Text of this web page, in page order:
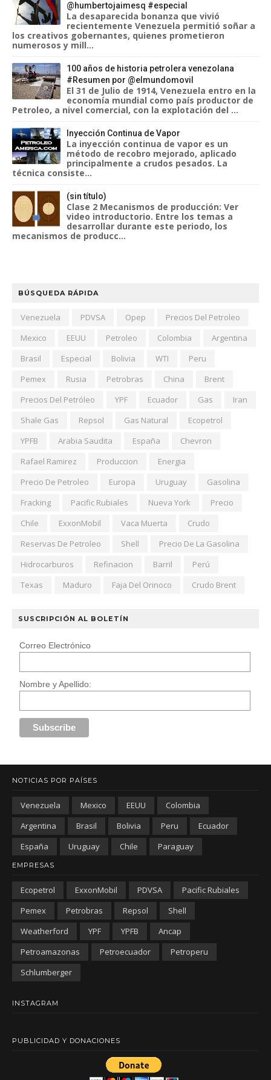
@humbertojaimesq #especial
La desaparecida bonanza que vivió
recientemente Venezuela permitió soñar a
los creativos gobernantes, quienes prometieron
numerosos y mill...
100 años de historia petrolera venezolana
#Resumen por @elmundomovil
El 31 de Julio de 1914, Venezuela entro en la
economía mundial como país productor de
Petroleo, a nivel comercial, con la explotación del ...
Inyección Continua de Vapor
La inyección continua de vapor es un
método de recobro mejorado, aplicado
principalmente a crudos pesados. La
técnica consiste...
(sin título)
Clase 2 Mecanismos de producción: Ver
video introductorio. Entre los temas a
desarrollar durante este periodo, los
mecanismos de producc...
BÚSQUEDA RÁPIDA
Venezuela PDVSA Opep
Precios Del Petroleo
Mexico
EEUU Petroleo Colombia
Argentina
Brasil
Especial Bolivia WTI
Peru
Pemex
Rusia Petrobras China
Brent
Precios Del Petróleo
YPF Ecuador Gas
Iran
Shale Gas
Repsol Gas Natural
Ecopetrol
YPFB
Arabia Saudita España
Chevron
Rafael Ramirez
Produccion
Energia
Precio De Petroleo
Europa Uruguay
Gasolina
Fracking
Pacific Rubiales Nueva York
Precio
Chile
ExxonMobil Vaca Muerta
Crudo
Reservas De Petroleo
Shell
Precio De La Gasolina
Hidrocarburos
Refinacion Barril
Perú
Texas
Maduro Faja Del Orinoco Crudo Brent
SUSCRIPCIÓN AL BOLETÍN
Correo Electrónico
Nombre y Apellido:
NOTICIAS POR PAÍSES
Venezuela Mexico EEUU
Colombia
Argentina
Brasil Bolivia Peru
Ecuador
España
Uruguay Chile Paraguay
EMPRESAS
Ecopetrol ExxonMobil PDVSA
Pacific Rubiales
Pemex
Petrobras Repsol
Shell
Weatherford
YPF YPFB
Ancap
Petroamazonas
Petroecuador
Petroperu
Schlumberger
INSTAGRAM
PUBLICIDAD Y DONACIONES